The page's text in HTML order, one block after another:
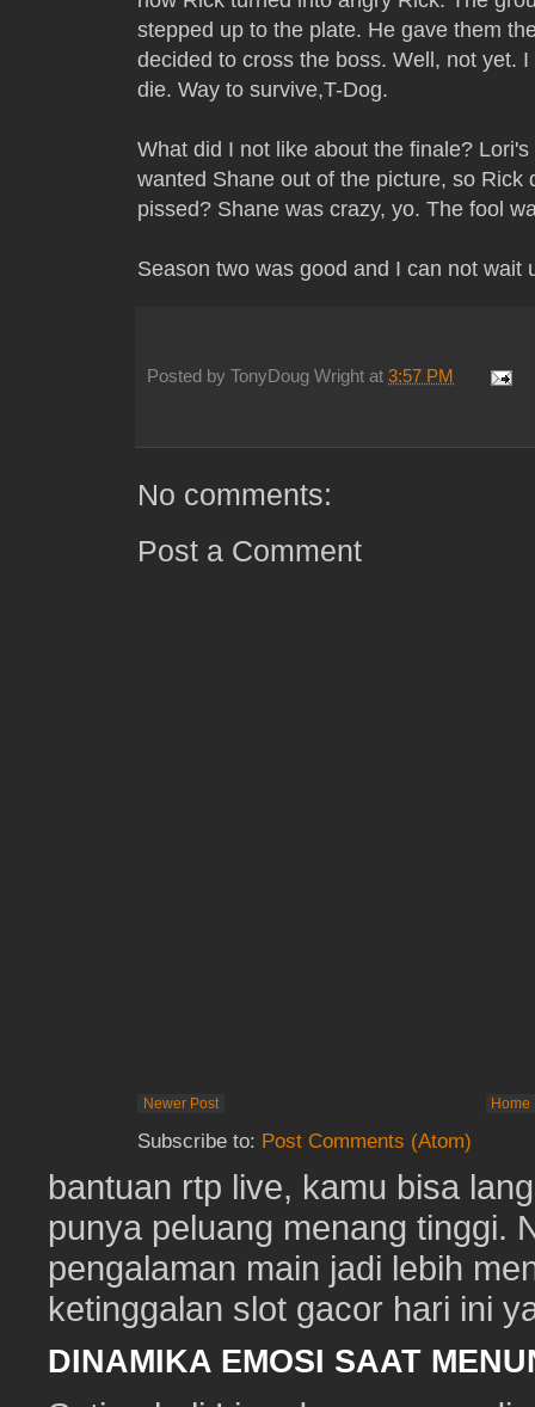
stepped up to the plate. He gave them
decided to cross the boss. Well, not yet.
die. Way to survive,T-Dog.
What did I not like about the finale?
wanted Shane out of the picture, so Rick
pissed? Shane was crazy, yo. The fool
Season two was good and I can not
Posted by TonyDoug Wright at 3:57 PM
No comments:
Post a Comment
Newer Post Home
Subscribe to: Post Comments (Atom)
bantuan rtp live, kamu bisa
punya peluang menang tinggi.
pengalaman main jadi lebih
ketinggalan slot gacor hari ini
DINAMIKA EMOSI SAAT